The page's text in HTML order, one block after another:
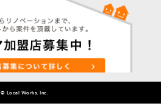
© Local Works, Inc.